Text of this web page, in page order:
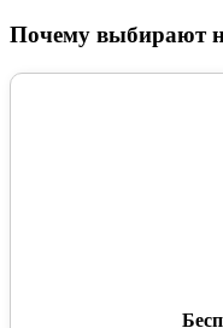
Почему выбирают